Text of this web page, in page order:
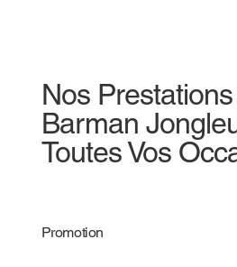
Nos
Barman
Toutes Vos
Promotion